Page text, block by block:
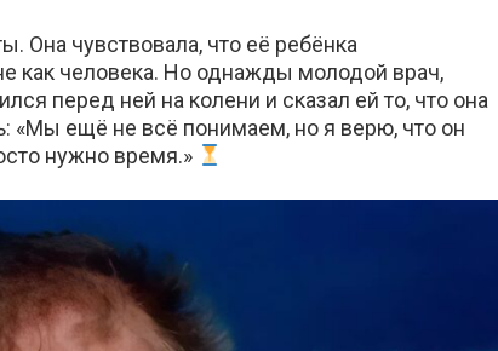
Она чувствовала, что её ребёнка
как человека. Но однажды молодой врач,
перед ней на колени и сказал ей то, что она
«Мы ещё не всё понимаем, но я верю, что он
нужно время.»